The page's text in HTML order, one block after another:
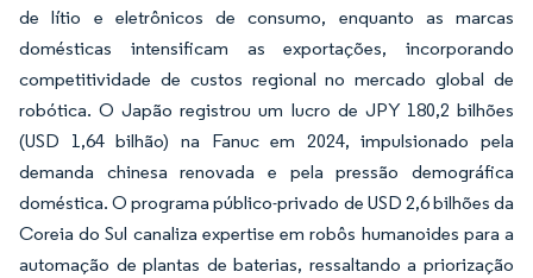
de lítio e eletrônicos de consumo, enquanto as marcas
domésticas intensificam as exportações, incorporando
competitividade de custos regional no mercado global de
robótica. O Japão registrou um lucro de JPY 180,2 bilhões
(USD 1,64 bilhão) na Fanuc em 2024, impulsionado pela
demanda chinesa renovada e pela pressão demográfica
doméstica. O programa público-privado de USD 2,6 bilhões da
Coreia do Sul canaliza expertise em robôs humanoides para a
automação de plantas de baterias, ressaltando a priorização